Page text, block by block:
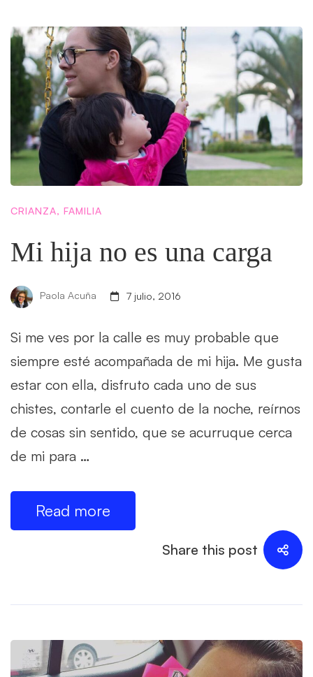
CRIANZA, FAMILIA
Mi hija no es una carga
Paola Acuña 7 julio, 2016
Si me ves por la calle es muy probable que
siempre esté acompañada de mi hija. Me gusta
estar con ella, disfruto cada uno de sus
chistes, contarle el cuento de la noche, reírnos
de cosas sin sentido, que se acurruque cerca
de mi para …
Read more
Share this post